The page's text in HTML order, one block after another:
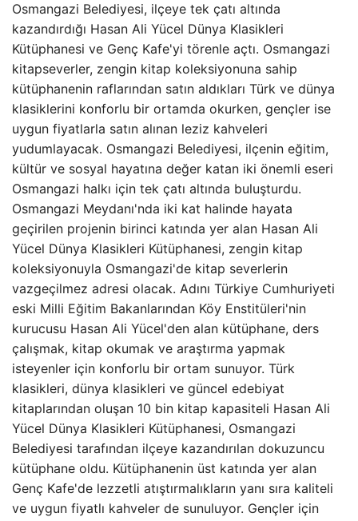
Osmangazi Belediyesi, ilçeye tek çatı altında
kazandırdığı Hasan Ali Yücel Dünya Klasikleri
Kütüphanesi ve Genç Kafe'yi törenle açtı. Osmangazi
kitapseverler, zengin kitap koleksiyonuna sahip
kütüphanenin raflarından satın aldıkları Türk ve dünya
klasiklerini konforlu bir ortamda okurken, gençler ise
uygun fiyatlarla satın alınan leziz kahveleri
yudumlayacak. Osmangazi Belediyesi, ilçenin eğitim,
kültür ve sosyal hayatına değer katan iki önemli eseri
Osmangazi halkı için tek çatı altında buluşturdu.
Osmangazi Meydanı'nda iki kat halinde hayata
geçirilen projenin birinci katında yer alan Hasan Ali
Yücel Dünya Klasikleri Kütüphanesi, zengin kitap
koleksiyonuyla Osmangazi'de kitap severlerin
vazgeçilmez adresi olacak. Adını Türkiye Cumhuriyeti
eski Milli Eğitim Bakanlarından Köy Enstitüleri'nin
kurucusu Hasan Ali Yücel'den alan kütüphane, ders
çalışmak, kitap okumak ve araştırma yapmak
isteyenler için konforlu bir ortam sunuyor. Türk
klasikleri, dünya klasikleri ve güncel edebiyat
kitaplarından oluşan 10 bin kitap kapasiteli Hasan Ali
Yücel Dünya Klasikleri Kütüphanesi, Osmangazi
Belediyesi tarafından ilçeye kazandırılan dokuzuncu
kütüphane oldu. Kütüphanenin üst katında yer alan
Genç Kafe'de lezzetli atıştırmalıkların yanı sıra kaliteli
ve uygun fiyatlı kahveler de sunuluyor. Gençler için